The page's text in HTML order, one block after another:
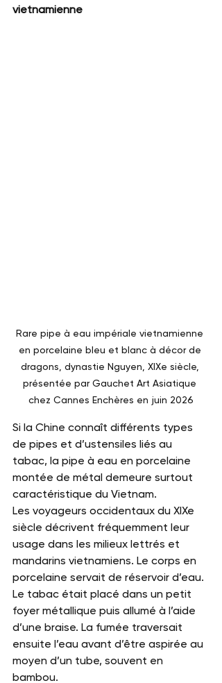
vietnamienne
Rare pipe à eau impériale vietnamienne
en porcelaine bleu et blanc à décor de
dragons, dynastie Nguyen, XIXe siècle,
présentée par Gauchet Art Asiatique
chez Cannes Enchères en juin 2026
Si la Chine connaît différents types
de pipes et d’ustensiles liés au
tabac, la pipe à eau en porcelaine
montée de métal demeure surtout
caractéristique du Vietnam.
Les voyageurs occidentaux du XIXe
siècle décrivent fréquemment leur
usage dans les milieux lettrés et
mandarins vietnamiens. Le corps en
porcelaine servait de réservoir d’eau.
Le tabac était placé dans un petit
foyer métallique puis allumé à l’aide
d’une braise. La fumée traversait
ensuite l’eau avant d’être aspirée au
moyen d’un tube, souvent en
bambou.